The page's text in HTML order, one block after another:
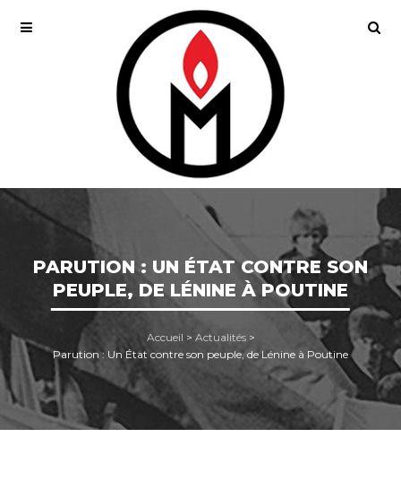
PARUTION : UN ÉTAT CONTRE SON
PEUPLE, DE LÉNINE À POUTINE
Accueil > Actualités>
Parution : Un État contre son peuple, de Lénine à Poutine